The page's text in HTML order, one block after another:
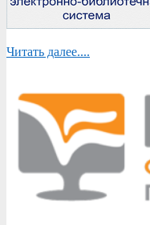
Читать далее....